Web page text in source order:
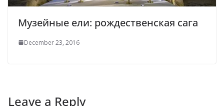
Музейные ели: рождественская сага
December 23, 2016
Leave a Reply